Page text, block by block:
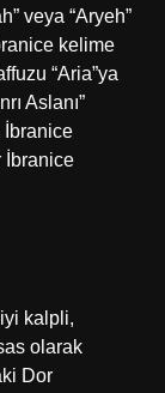
veya “Aryeh”
kelime
“Aria”ya
Aslanı”
İbranice
İbranice
kalpli,
olarak
Dor